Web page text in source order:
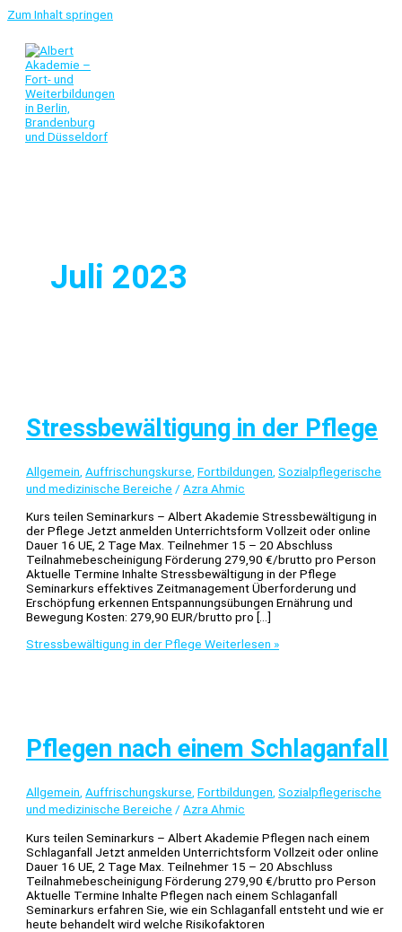
Zum Inhalt springen
Juli 2023
Stressbewältigung in der Pflege
Allgemein ,Auffrischungskurse ,Fortbildungen ,Sozialpflegerische
und medizinische Bereiche /Azra Ahmic
Kurs teilen Seminarkurs – Albert Akademie Stressbewältigung in
der Pflege Jetzt anmelden Unterrichtsform Vollzeit oder online
Dauer 16 UE, 2 Tage Max. Teilnehmer 15 – 20 Abschluss
Teilnahmebescheinigung Förderung 279,90 €/brutto pro Person
Aktuelle Termine Inhalte Stressbewältigung in der Pflege
Seminarkurs effektives Zeitmanagement Überforderung und
Erschöpfung erkennen Entspannungsübungen Ernährung und
Bewegung Kosten: 279,90 EUR/brutto pro […]
Stressbewältigung in der Pflege Weiterlesen »
Pflegen nach einem Schlaganfall
Allgemein ,Auffrischungskurse ,Fortbildungen ,Sozialpflegerische
und medizinische Bereiche /Azra Ahmic
Kurs teilen Seminarkurs – Albert Akademie Pflegen nach einem
Schlaganfall Jetzt anmelden Unterrichtsform Vollzeit oder online
Dauer 16 UE, 2 Tage Max. Teilnehmer 15 – 20 Abschluss
Teilnahmebescheinigung Förderung 279,90 €/brutto pro Person
Aktuelle Termine Inhalte Pflegen nach einem Schlaganfall
Seminarkurs erfahren Sie, wie ein Schlaganfall entsteht und wie er
heute behandelt wird welche Risikofaktoren